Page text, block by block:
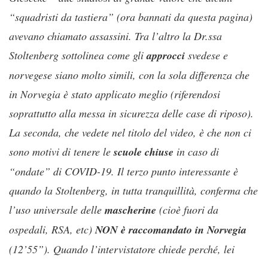
“squadristi da tastiera” (ora bannati da questa pagina)
avevano chiamato assassini. Tra l’altro la Dr.ssa
Stoltenberg sottolinea come gliapprocci svedese e
norvegese siano molto simili, con la sola differenza che
in Norvegia è stato applicato meglio (riferendosi
soprattutto alla messa in sicurezza delle case di riposo).
La seconda, che vedete nel titolo del video, è che non ci
sono motivi di tenere lescuole chiuse in caso di
“ondate” di COVID-19. Il terzo punto interessante è
quando la Stoltenberg, in tutta tranquillità, conferma che
l’uso universale delle mascherine (cioè fuori da
ospedali, RSA, etc)NON è raccomandato in Norvegia
(12’55”). Quando l’intervistatore chiede perché, lei